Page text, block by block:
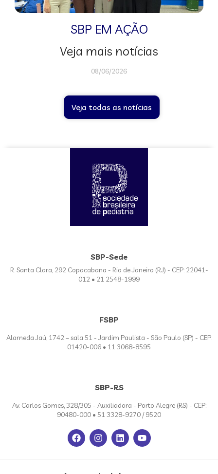
SBP EM AÇÃO
Veja mais notícias
08/06/2026
Veja todas as notícias
SBP-Sede
R. Santa Clara, 292 Copacabana - Rio de Janeiro (RJ) - CEP: 22041-
012 • 21 2548-1999
FSBP
Alameda Jaú, 1742 – sala 51 - Jardim Paulista - São Paulo (SP) - CEP:
01420-006 • 11 3068-8595
SBP-RS
Av. Carlos Gomes, 328/305 - Auxiliadora - Porto Alegre (RS) - CEP:
90480-000 • 51 3328-9270 / 9520